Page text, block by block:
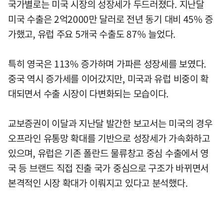
국가별로는 미국 시장의 성장세가 두드러졌다. 지난달
미국 수출은 2억2000만 달러로 전년 동기 대비 45% 증
가했고, 유럽 주요 5개국 수출도 87% 늘었다.
특히 영국은 113% 증가하며 가파른 성장세를 보였다.
중국 역시 증가세를 이어갔지만, 미국과 유럽 비중이 확
대되면서 수출 시장이 다변화되는 모습이다.
교보증권이 이달과 지난달 발간한 보고서는 미국의 경우
오프라인 유통망 확대를 기반으로 성장세가 가속화하고
있으며, 유럽은 기존 폴란드 물류창고 중심 수출에서 영
국 등 브랜드 직접 진출 국가 중심으로 구조가 바뀌면서
본격적인 시장 확대가 이뤄지고 있다고 분석했다.